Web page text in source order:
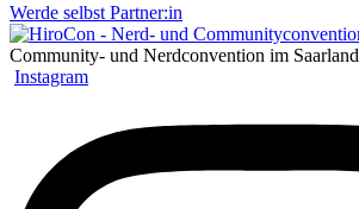
Werde selbst Partner:in
Community- und Nerdconvention im Saarland
Instagram